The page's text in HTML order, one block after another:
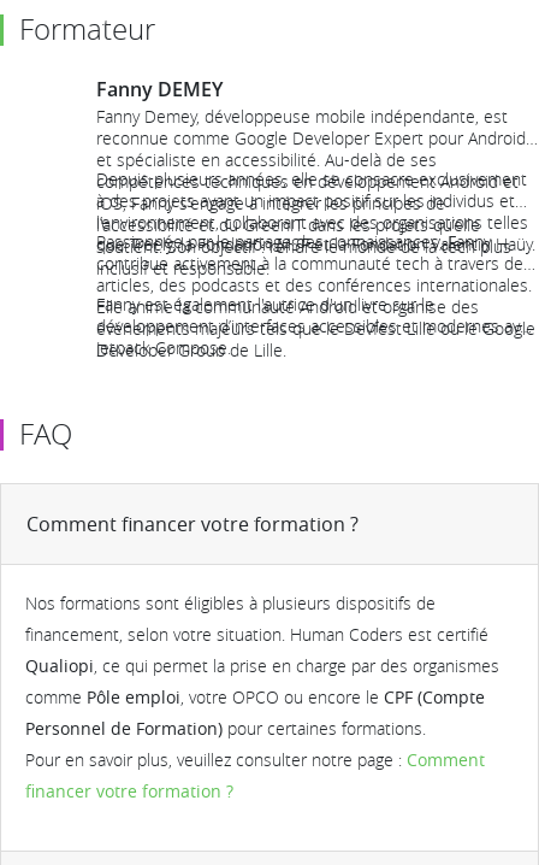
Formateur
Fanny DEMEY
Fanny Demey, développeuse mobile indépendante, est
reconnue comme Google Developer Expert pour Android
et spécialiste en accessibilité. Au-delà de ses
compétences techniques en développement Android et
iOS, Fanny s'engage à intégrer les principes de
l'accessibilité et du GreenIT dans les projets qu’elle
soutient. Son objectif : rendre le monde de la tech plus
inclusif et responsable.
Depuis plusieurs années, elle se consacre exclusivement
à des projets ayant un impact positif sur les individus et
l’environnement, collaborant avec des organisations telles
que Treely, la Fondation MSF et la Fondation Valentin Haüy.
Passionnée par le partage des connaissances, Fanny
contribue activement à la communauté tech à travers des
articles, des podcasts et des conférences internationales.
Elle anime la communauté Android et organise des
événements majeurs tels que le Devfest Lille ou le Google
Developer Group de Lille.
Fanny est également l'autrice d'un livre sur le
développement d’interfaces accessibles et modernes avec
Jetpack Compose.
FAQ
Comment financer votre formation ?
Nos formations sont éligibles à plusieurs dispositifs de
financement, selon votre situation. Human Coders est certifié
Qualiopi, ce qui permet la prise en charge par des organismes
comme Pôle emploi, votre OPCO ou encore le CPF (Compte
Personnel de Formation) pour certaines formations.
Pour en savoir plus, veuillez consulter notre page : Comment
financer votre formation ?